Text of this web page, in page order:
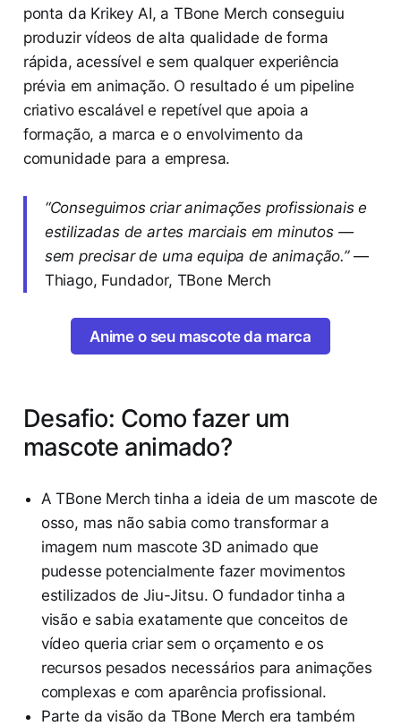
ponta da Krikey AI, a TBone Merch conseguiu
produzir vídeos de alta qualidade de forma
rápida, acessível e sem qualquer experiência
prévia em animação. O resultado é um pipeline
criativo escalável e repetível que apoia a
formação, a marca e o envolvimento da
comunidade para a empresa.
“Conseguimos criar animações profissionais e
estilizadas de artes marciais em minutos —
sem precisar de uma equipa de animação.”—
Thiago, Fundador, TBone Merch
Anime o seu mascote da marca
Desafio: Como fazer um
mascote animado?
A TBone Merch tinha a ideia de um mascote de
osso, mas não sabia como transformar a
imagem num mascote 3D animado que
pudesse potencialmente fazer movimentos
estilizados de Jiu-Jitsu. O fundador tinha a
visão e sabia exatamente que conceitos de
vídeo queria criar sem o orçamento e os
recursos pesados necessários para animações
complexas e com aparência profissional.
Parte da visão da TBone Merch era também